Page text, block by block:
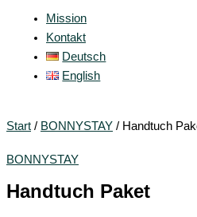
Mission
Kontakt
Deutsch
English
Start / BONNYSTAY / Handtuch
BONNYSTAY
Handtuch Paket